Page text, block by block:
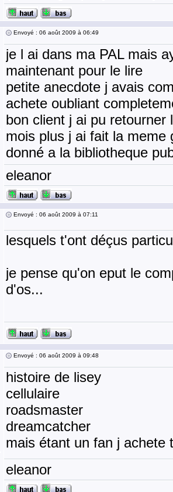
Envoyé : 06 août 2009 à 06:49
je l ai dans ma PAL mais
maintenant pour le lire
petite anecdote j avais
achete oubliant
bon client j ai pu retourner
mois plus j ai fait la meme
donné a la bibliotheque
eleanor
Envoyé : 06 août 2009 à 07:11
lesquels t'ont déçus
je pense qu'on eput le
d'os...
Envoyé : 06 août 2009 à 09:48
histoire de lisey
cellulaire
roadsmaster
dreamcatcher
mais étant un fan j achete
eleanor